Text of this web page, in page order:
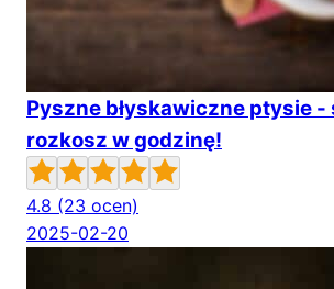
Pyszne błyskawiczne ptysie -
rozkosz w godzinę!
4.8 (23 ocen)
2025-02-20